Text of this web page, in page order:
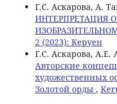
Г.С. Аскарова, А.
ИНТЕРПРЕТАЦИЯ
2 (2023): Керуен
Г.С. Аскарова, А.Е.
Авторские
художественных
Золотой орды ,